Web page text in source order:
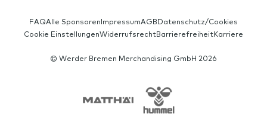
SERVICE-NAVIGATION
FAQAlle SponsorenImpressumAGBDatenschutz/Cookies
Cookie EinstellungenWiderrufsrechtBarrierefreiheitKarriere
© Werder Bremen Merchandising GmbH 2026